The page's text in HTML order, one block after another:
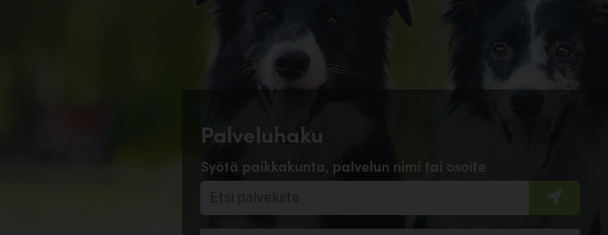
Palveluhaku
Syötä paikkakunta, palvelun nimi tai osoite